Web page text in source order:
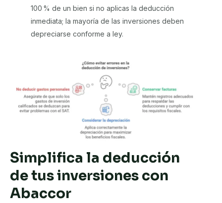
100 % de un bien si no aplicas la deducción
inmediata; la mayoría de las inversiones deben
depreciarse conforme a ley.
Simplifica la deducción
de tus inversiones con
Abaccor